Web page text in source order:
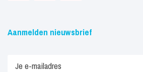
Aanmelden nieuwsbrief